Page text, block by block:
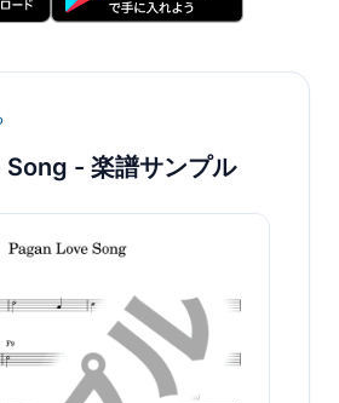
Song - 楽譜サンプル